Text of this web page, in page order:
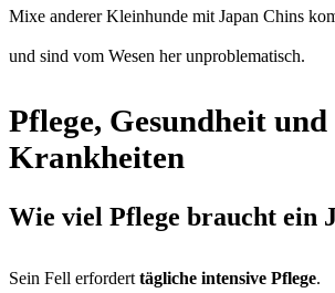
Mixe anderer Kleinhunde mit Japan Chins
und sind vom Wesen her unproblematisch.
Pflege, Gesundheit und
Krankheiten
Wie viel Pflege braucht ein
Sein Fell erfordert tägliche intensive Pflege.